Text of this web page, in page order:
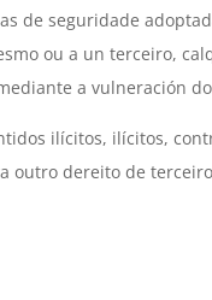
de seguridade
ou a un terceiro,
a vulneración
ilícitos, ilícitos,
dereito de